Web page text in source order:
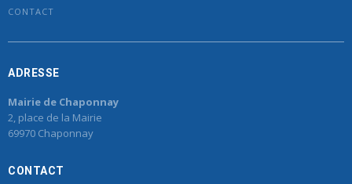
CONTACT
ADRESSE
Mairie de Chaponnay
2, place de la Mairie
69970 Chaponnay
CONTACT